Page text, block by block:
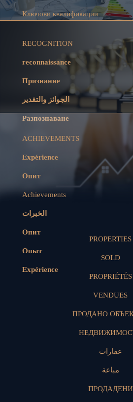
Ключови квалификации
RECOGNITION
reconnaissance
Признание
الجوائز والتقدير
Разпознаване
ACHIEVEMENTS
Expérience
Опит
Achievements
الخبرات
Опит
Опыт
Expérience
PROPERTIES
SOLD
PROPRIÉTÉS
VENDUES
ПРОДАНО
عقارات
مباعة
ПРОДАДЕНИ